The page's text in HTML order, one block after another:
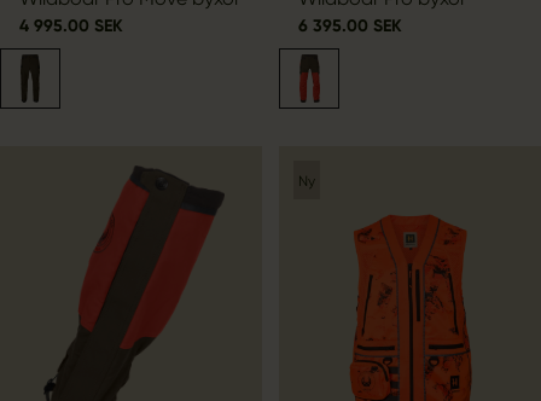
4 995.00 SEK 6 395.00 SEK
Ny